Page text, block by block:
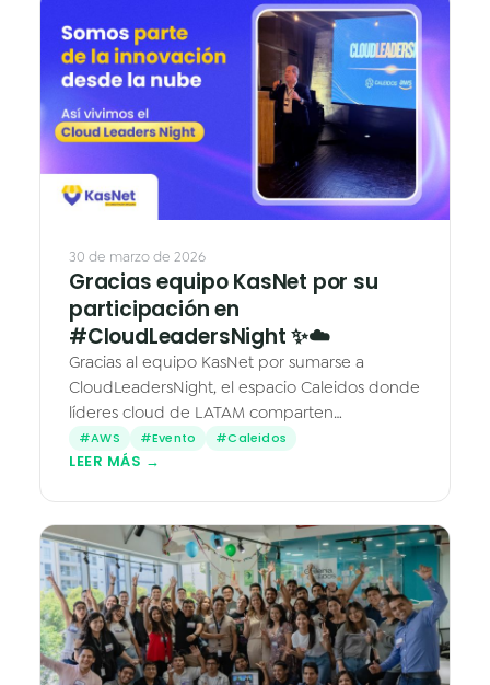
4 fotos
30 de marzo de 2026
Gracias equipo KasNet por su
participación en
#CloudLeadersNight ✨☁️
Gracias al equipo KasNet por sumarse a
CloudLeadersNight, el espacio Caleidos donde
líderes cloud de LATAM comparten
aprendizajes de plataformas críticas en AWS.
#AWS #Evento #Caleidos
LEER MÁS →